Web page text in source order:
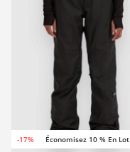
-17% Économisez 10 % En Lot